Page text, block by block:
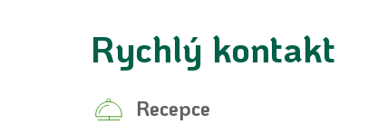
Rychlý kontakt
Recepce